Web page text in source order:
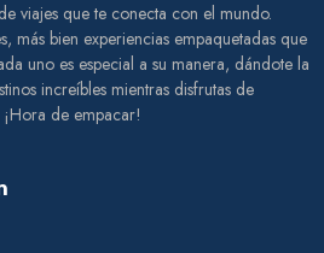
viajes que te conecta con el mundo.
más bien experiencias empaquetadas que
uno es especial a su manera, dándote la
increíbles mientras disfrutas de
de empacar!